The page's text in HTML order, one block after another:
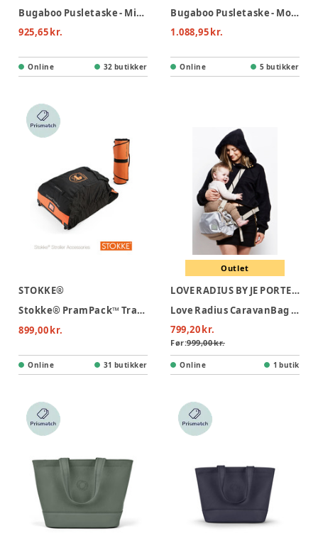
Bugaboo Pusletaske - Midnight Black
925,65 kr.
Online 32 butikker
Bugaboo Pusletaske - Moon Grey
1.088,95 kr.
Online 5 butikker
STOKKE®
Stokke® PramPack™ Transporttaske
899,00 kr.
Online 31 butikker
Outlet
LOVE RADIUS BY JE PORTE MON BEBÉ
Love Radius CaravanBag - Grey
799,20 kr.
Før:999,00 kr.
Online 1 butik